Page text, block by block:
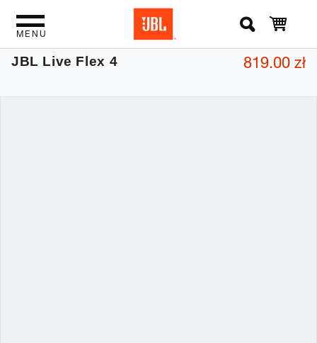
MENU
JBL Live Flex 4 819.00 zł